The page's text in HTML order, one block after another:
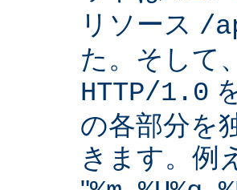
リソース /
た。そして
HTTP/1.0
の各部分を
きます。例